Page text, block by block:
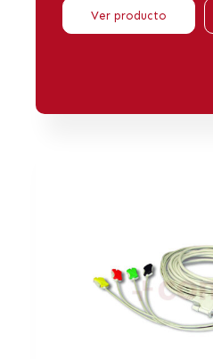
Ver producto